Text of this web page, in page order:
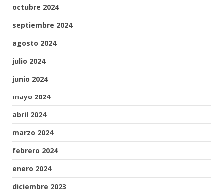
octubre 2024
septiembre 2024
agosto 2024
julio 2024
junio 2024
mayo 2024
abril 2024
marzo 2024
febrero 2024
enero 2024
diciembre 2023